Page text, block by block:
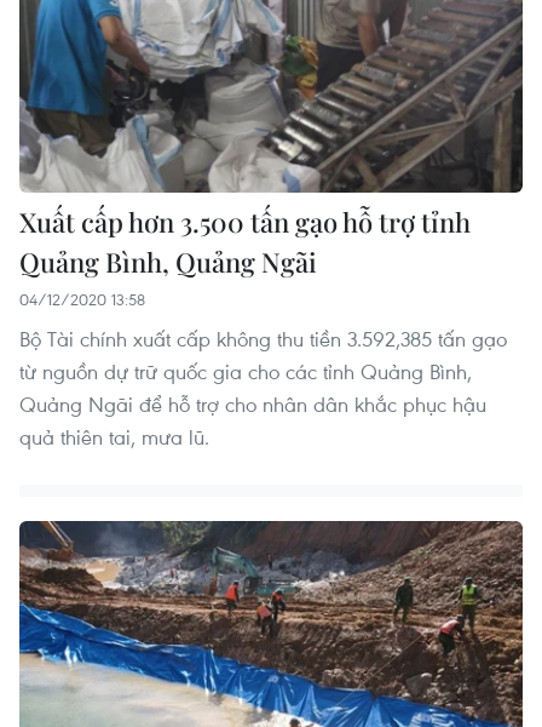
Xuất cấp hơn 3.500 tấn gạo hỗ trợ tỉnh
Quảng Bình, Quảng Ngãi
04/12/2020 13:58
Bộ Tài chính xuất cấp không thu tiền 3.592,385 tấn gạo
từ nguồn dự trữ quốc gia cho các tỉnh Quảng Bình,
Quảng Ngãi để hỗ trợ cho nhân dân khắc phục hậu
quả thiên tai, mưa lũ.